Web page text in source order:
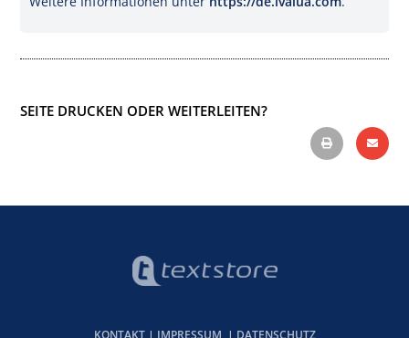
SEITE DRUCKEN ODER WEITERLEITEN?
KONTAKT| IMPRESSUM | DATENSCHUTZ